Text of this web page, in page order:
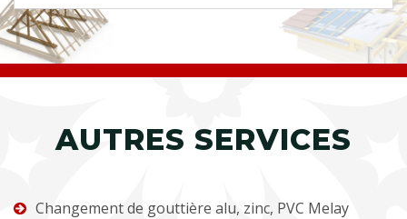
AUTRES SERVICES
Changement de gouttière alu, zinc, PVC Melay